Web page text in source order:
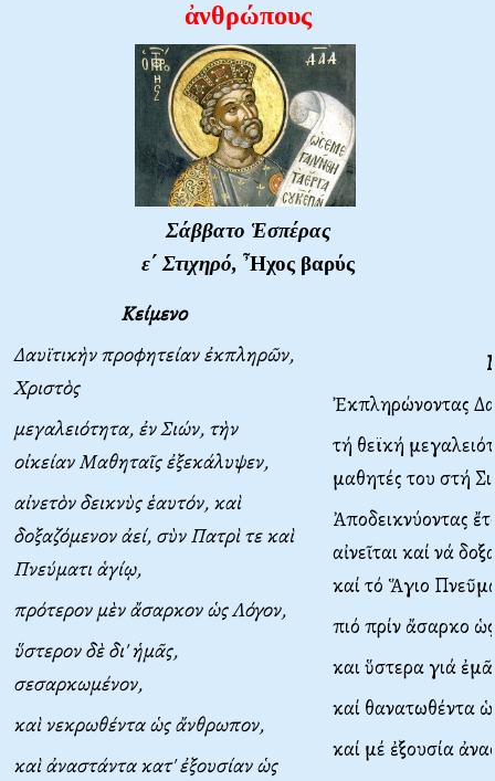
ἀνθρώπους
Σάββατο Ἑσπέρας
ε΄ Στιχηρό, Ἦχος βαρύς
Κείμενο
Δαυϊτικὴν προφητείαν ἐκπληρῶν,
Χριστὸς
μεγαλειότητα, ἐν Σιών, τὴν
οἰκείαν Μαθηταῖς ἐξεκάλυψεν,
αἰνετὸν δεικνὺς ἑαυτόν, καὶ
δοξαζόμενον ἀεί, σὺν Πατρὶ τε καὶ
Πνεύματι ἁγίῳ,
πρότερον μὲν ἄσαρκον ὡς Λόγον,
ὕστερον δὲ δι' ἡμᾶς,
σεσαρκωμένον,
καὶ νεκρωθέντα ὡς ἄνθρωπον,
καὶ ἀναστάντα κατ' ἐξουσίαν ὡς
Ἐκπληρώνοντας
τή θεϊκή
μαθητές του στή
Ἀποδεικνύοντας
αἰνεῖται καί νά
καί τό Ἅγιο
πιό πρίν ἄσαρκο
και ὕστερα γιά
καί θανατωθέντα
καί μέ ἐξουσία